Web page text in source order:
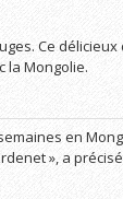
Ce
la Mongolie.
en
», a